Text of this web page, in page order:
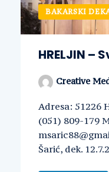
BAKARSKI
HRELJIN –
Creative
Adresa: 51226
(051) 809-179
Šarić, dek.